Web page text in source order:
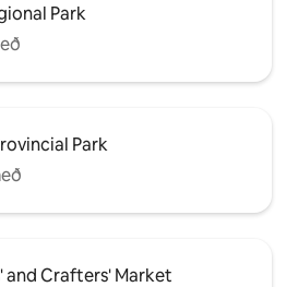
Park
Park
and Crafters' Market